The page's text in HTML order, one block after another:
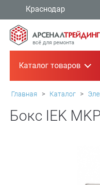
Краснодар
всё для ремонта
Каталог товаров+
Главная > Каталог >
Бокс IEK